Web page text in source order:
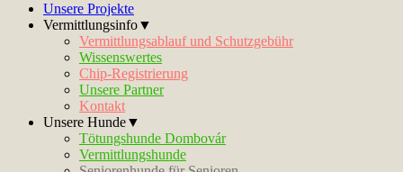
Unsere Projekte
Vermittlungsinfo▼
Vermittlungsablauf und Schutzgebühr
Wissenswertes
Chip-Registrierung
Unsere Partner
Kontakt
Unsere Hunde▼
Tötungshunde Dombovár
Vermittlungshunde